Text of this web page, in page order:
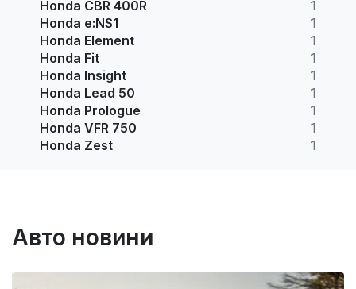
Honda CBR 400R
1
Honda e:NS1
1
Honda Element
1
Honda Fit
1
Honda Insight
1
Honda Lead 50
1
Honda Prologue
1
Honda VFR 750
1
Honda Zest
1
Авто новини